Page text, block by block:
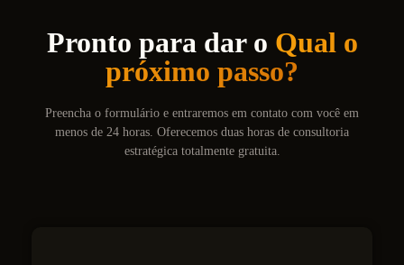
Pronto para dar o Qual o
próximo passo?
Preencha o formulário e entraremos em contato com você em
menos de 24 horas. Oferecemos duas horas de consultoria
estratégica totalmente gratuita.